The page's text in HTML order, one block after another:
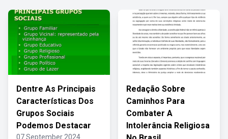
Dentre As Principais
Características Dos
Grupos Sociais
Podemos Destacar
07 September 2024
Redação Sobre
Caminhos Para
Combater A
Intolerância Religiosa